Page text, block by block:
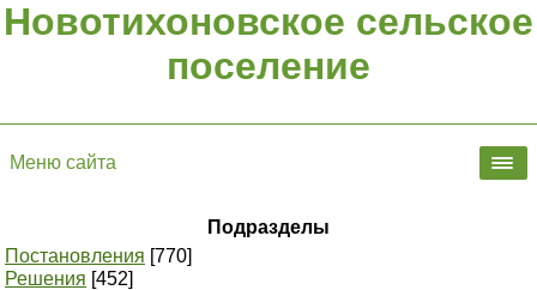
Новотихоновское сельское
поселение
Меню сайта
Подразделы
Постановления [770]
Решения [452]